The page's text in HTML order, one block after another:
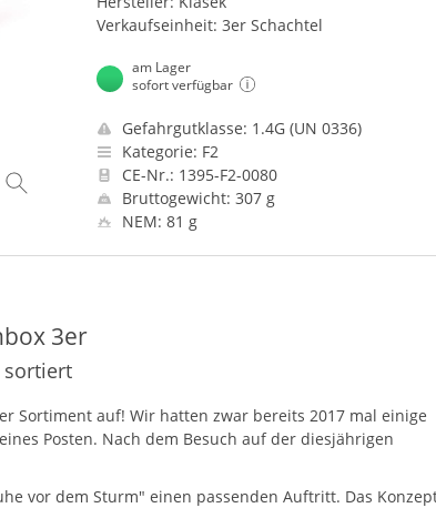
Verkaufseinheit: 3er Schachtel
am Lager
sofort verfügbar
Gefahrgutklasse: 1.4G (UN 0336)
Kategorie: F2
CE-Nr.: 1395-F2-0080
Bruttogewicht: 307 g
NEM: 81 g
3er
sortiert
Sortiment auf! Wir hatten zwar bereits 2017 mal einige
Posten. Nach dem Besuch auf der diesjährigen
vor dem Sturm" einen passenden Auftritt. Das